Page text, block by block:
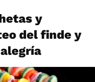
y
del finde y